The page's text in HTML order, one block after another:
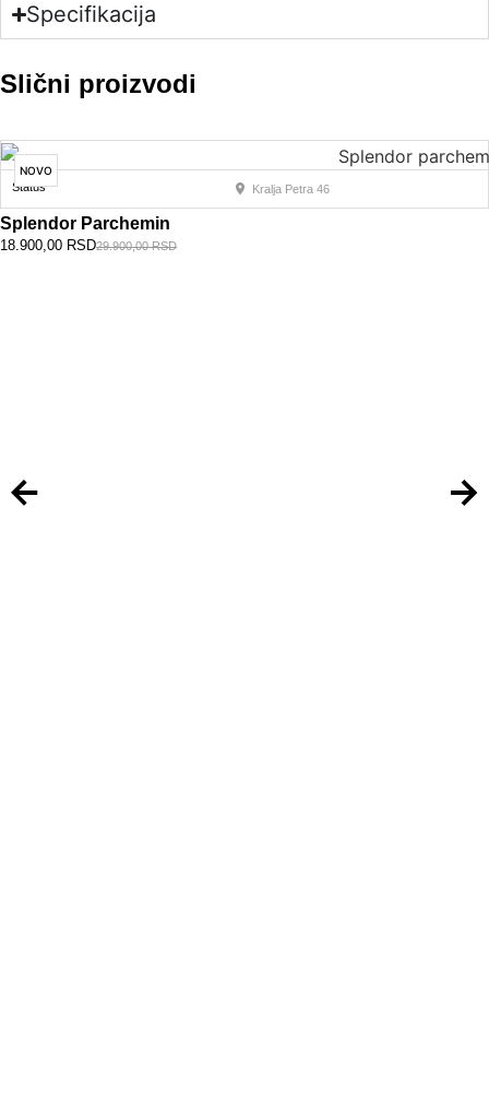
Specifikacija
Slični proizvodi
NOVO
Status
Kralja Petra 46
Splendor Parchemin
29.900,00RSD
18.900,00 RSD